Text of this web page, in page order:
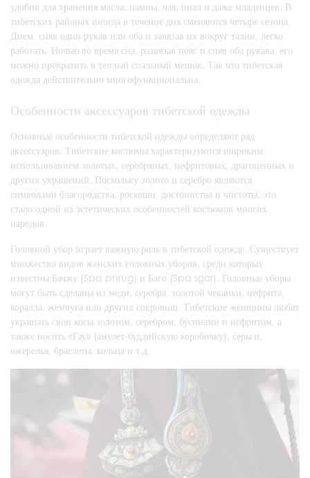
удобно для хранения масла, цампы, чая, пиал и даже младенцев. В
тибетских районах иногда в течение дня сменяются четыре сезона.
Днем, сняв один рукав или оба и завязав их вокруг талии, легко
работать. Ночью во время сна, развязав пояс и сняв оба рукава, его
можно превратить в теплый спальный мешок. Так что тибетская
одежда действительно многофункциональна.
Особенности аксессуаров тибетской одежды
Основные особенности тибетской одежды определяют ряд
аксессуаров. Тибетские костюмы характеризуются широким
использованием золотых, серебряных, нефритовых, драгоценных и
других украшений. Поскольку золото и серебро являются
символами благородства, роскоши, достоинства и чистоты, это
стало одной из эстетических особенностей костюмов многих
народов.
Головной убор играет важную роль в тибетской одежде. Существует
множество видов женских головных уборов, среди которых
известны Бачжу (Spa phrug) и Баго (Spa sgor). Головные уборы
могут быть сделаны из меди, серебра, золотой чеканки, нефрита,
коралла, жемчуга или других сокровищ. Тибетские женщины любят
украшать свои косы золотом, серебром, бусинами и нефритом, а
также носить «Гау» (амулет-буддийскую коробочку), серьги,
ожерелья, браслеты, кольца и т.д.